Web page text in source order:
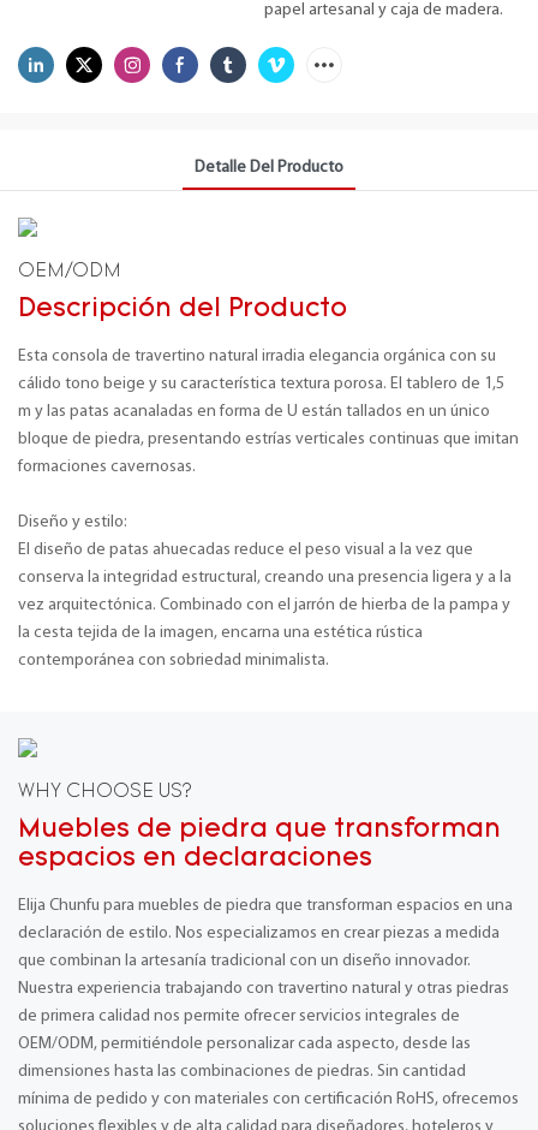
papel artesanal y caja de madera.
Detalle Del Producto
OEM/ODM
Descripción del Producto
Esta consola de travertino natural irradia elegancia orgánica con su
cálido tono beige y su característica textura porosa. El tablero de 1,5
m y las patas acanaladas en forma de U están tallados en un único
bloque de piedra, presentando estrías verticales continuas que imitan
formaciones cavernosas.
Diseño y estilo:
El diseño de patas ahuecadas reduce el peso visual a la vez que
conserva la integridad estructural, creando una presencia ligera y a la
vez arquitectónica. Combinado con el jarrón de hierba de la pampa y
la cesta tejida de la imagen, encarna una estética rústica
contemporánea con sobriedad minimalista.
WHY CHOOSE US?
Muebles de piedra que transforman
espacios en declaraciones
Elija Chunfu para muebles de piedra que transforman espacios en una
declaración de estilo. Nos especializamos en crear piezas a medida
que combinan la artesanía tradicional con un diseño innovador.
Nuestra experiencia trabajando con travertino natural y otras piedras
de primera calidad nos permite ofrecer servicios integrales de
OEM/ODM, permitiéndole personalizar cada aspecto, desde las
dimensiones hasta las combinaciones de piedras. Sin cantidad
mínima de pedido y con materiales con certificación RoHS, ofrecemos